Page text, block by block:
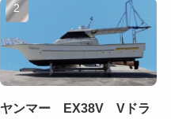
ヤンマー EX38V Vドラ